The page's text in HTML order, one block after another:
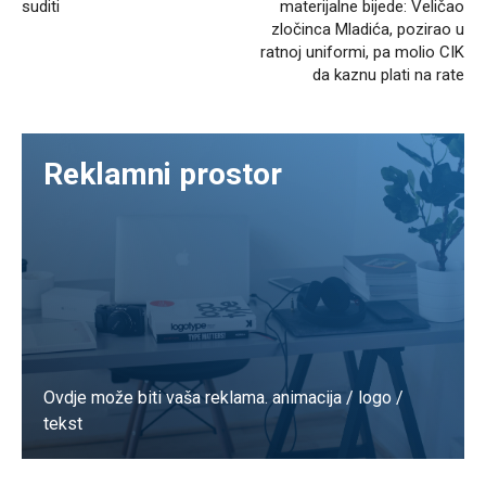
suditi
materijalne bijede: Veličao
zločinca Mladića, pozirao u
ratnoj uniformi, pa molio CIK
da kaznu plati na rate
Reklamni prostor
Ovdje može biti vaša reklama. animacija / logo /
tekst